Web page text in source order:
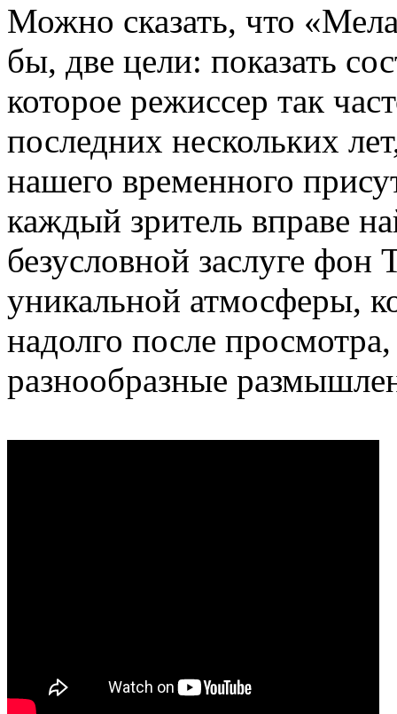
Можно сказать, что
бы, две цели: показать
которое режиссер так
последних нескольких
нашего временного
каждый зритель вправе
безусловной заслуге фон
уникальной атмосферы,
надолго после
разнообразные